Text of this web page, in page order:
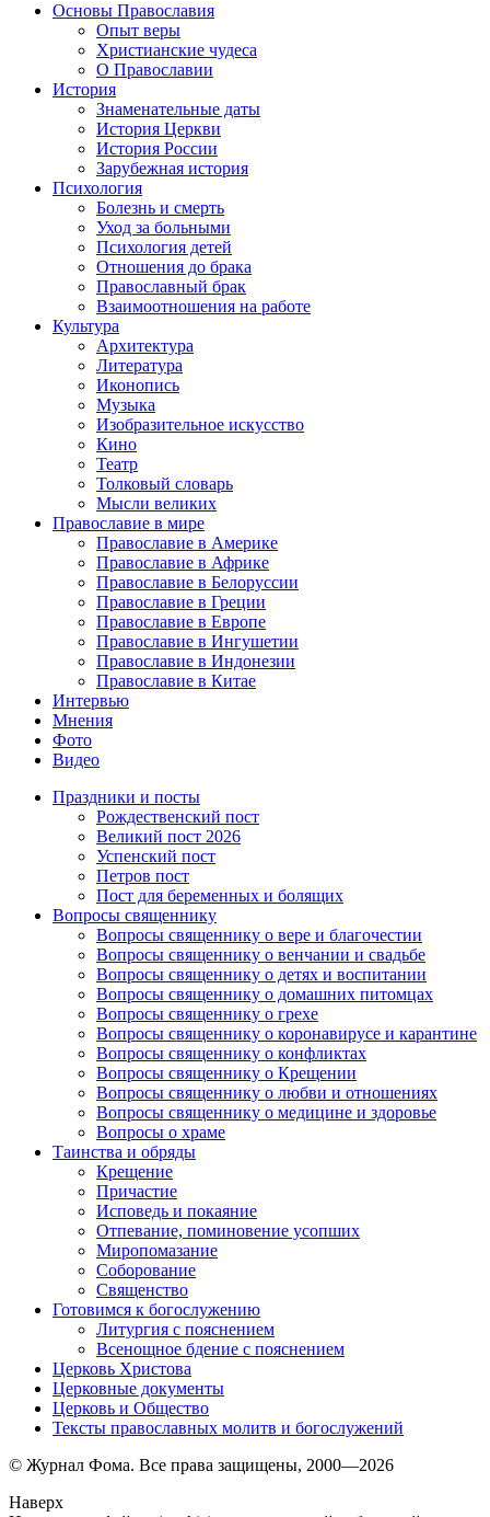
Основы Православия
Опыт веры
Христианские чудеса
О Православии
История
Знаменательные даты
История Церкви
История России
Зарубежная история
Психология
Болезнь и смерть
Уход за больными
Психология детей
Отношения до брака
Православный брак
Взаимоотношения на работе
Культура
Архитектура
Литература
Иконопись
Музыка
Изобразительное искусство
Кино
Театр
Толковый словарь
Мысли великих
Православие в мире
Православие в Америке
Православие в Африке
Православие в Белоруссии
Православие в Греции
Православие в Европе
Православие в Ингушетии
Православие в Индонезии
Православие в Китае
Интервью
Мнения
Фото
Видео
Праздники и посты
Рождественский пост
Великий пост 2026
Успенский пост
Петров пост
Пост для беременных и болящих
Вопросы священнику
Вопросы священнику о вере и благочестии
Вопросы священнику о венчании и свадьбе
Вопросы священнику о детях и воспитании
Вопросы священнику о домашних питомцах
Вопросы священнику о грехе
Вопросы священнику о коронавирусе и карантине
Вопросы священнику о конфликтах
Вопросы священнику о Крещении
Вопросы священнику о любви и отношениях
Вопросы священнику о медицине и здоровье
Вопросы о храме
Таинства и обряды
Крещение
Причастие
Исповедь и покаяние
Отпевание, поминовение усопших
Миропомазание
Соборование
Священство
Готовимся к богослужению
Литургия с пояснением
Всенощное бдение с пояснением
Церковь Христова
Церковные документы
Церковь и Общество
Тексты православных молитв и богослужений
© Журнал Фома. Все права защищены, 2000—2026
Наверх